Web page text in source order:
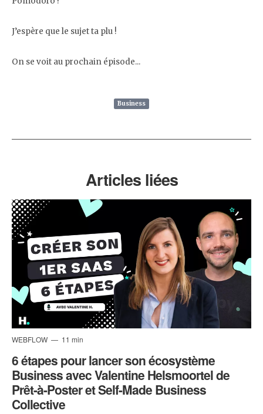
J’espère que le sujet ta plu !
On se voit au prochain épisode...
Business
Articles liées
WEBFLOW 11 min
6 étapes pour lancer son écosystème
Business avec Valentine Helsmoortel de
Prêt-à-Poster et Self-Made Business
Collective